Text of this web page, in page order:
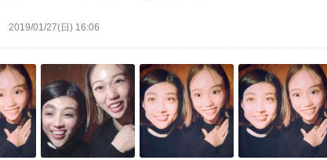
2019/01/27(日) 16:06